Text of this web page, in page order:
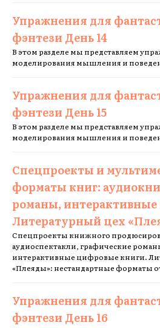
Упражнения для
фэнтези День 14
В этом разделе мы представляем
моделирования мышления и
Упражнения для
фэнтези День 15
В этом разделе мы представляем
моделирования мышления и
Спецпроекты и
форматы книг:
романы, интерактивные
Литературный цех
Спецпроекты книжного
аудиоспектакли, графические
интерактивные цифровые книги.
«Плеяды»: нестандартные форматы
Упражнения для
фэнтези День 16